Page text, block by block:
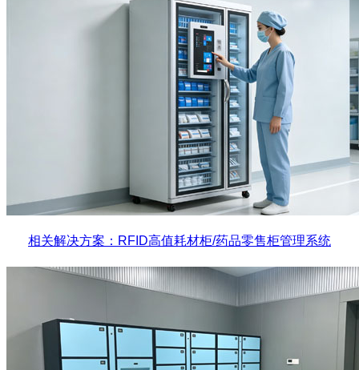
相关解决方案：RFID高值耗材柜/药品零售柜管理系统